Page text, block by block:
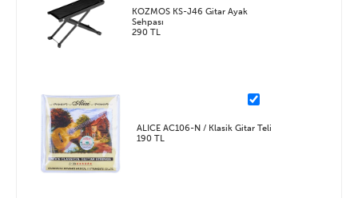
KOZMOS KS-J46 Gitar Ayak
Sehpası
290 TL
ALICE AC106-N / Klasik Gitar Teli
190 TL